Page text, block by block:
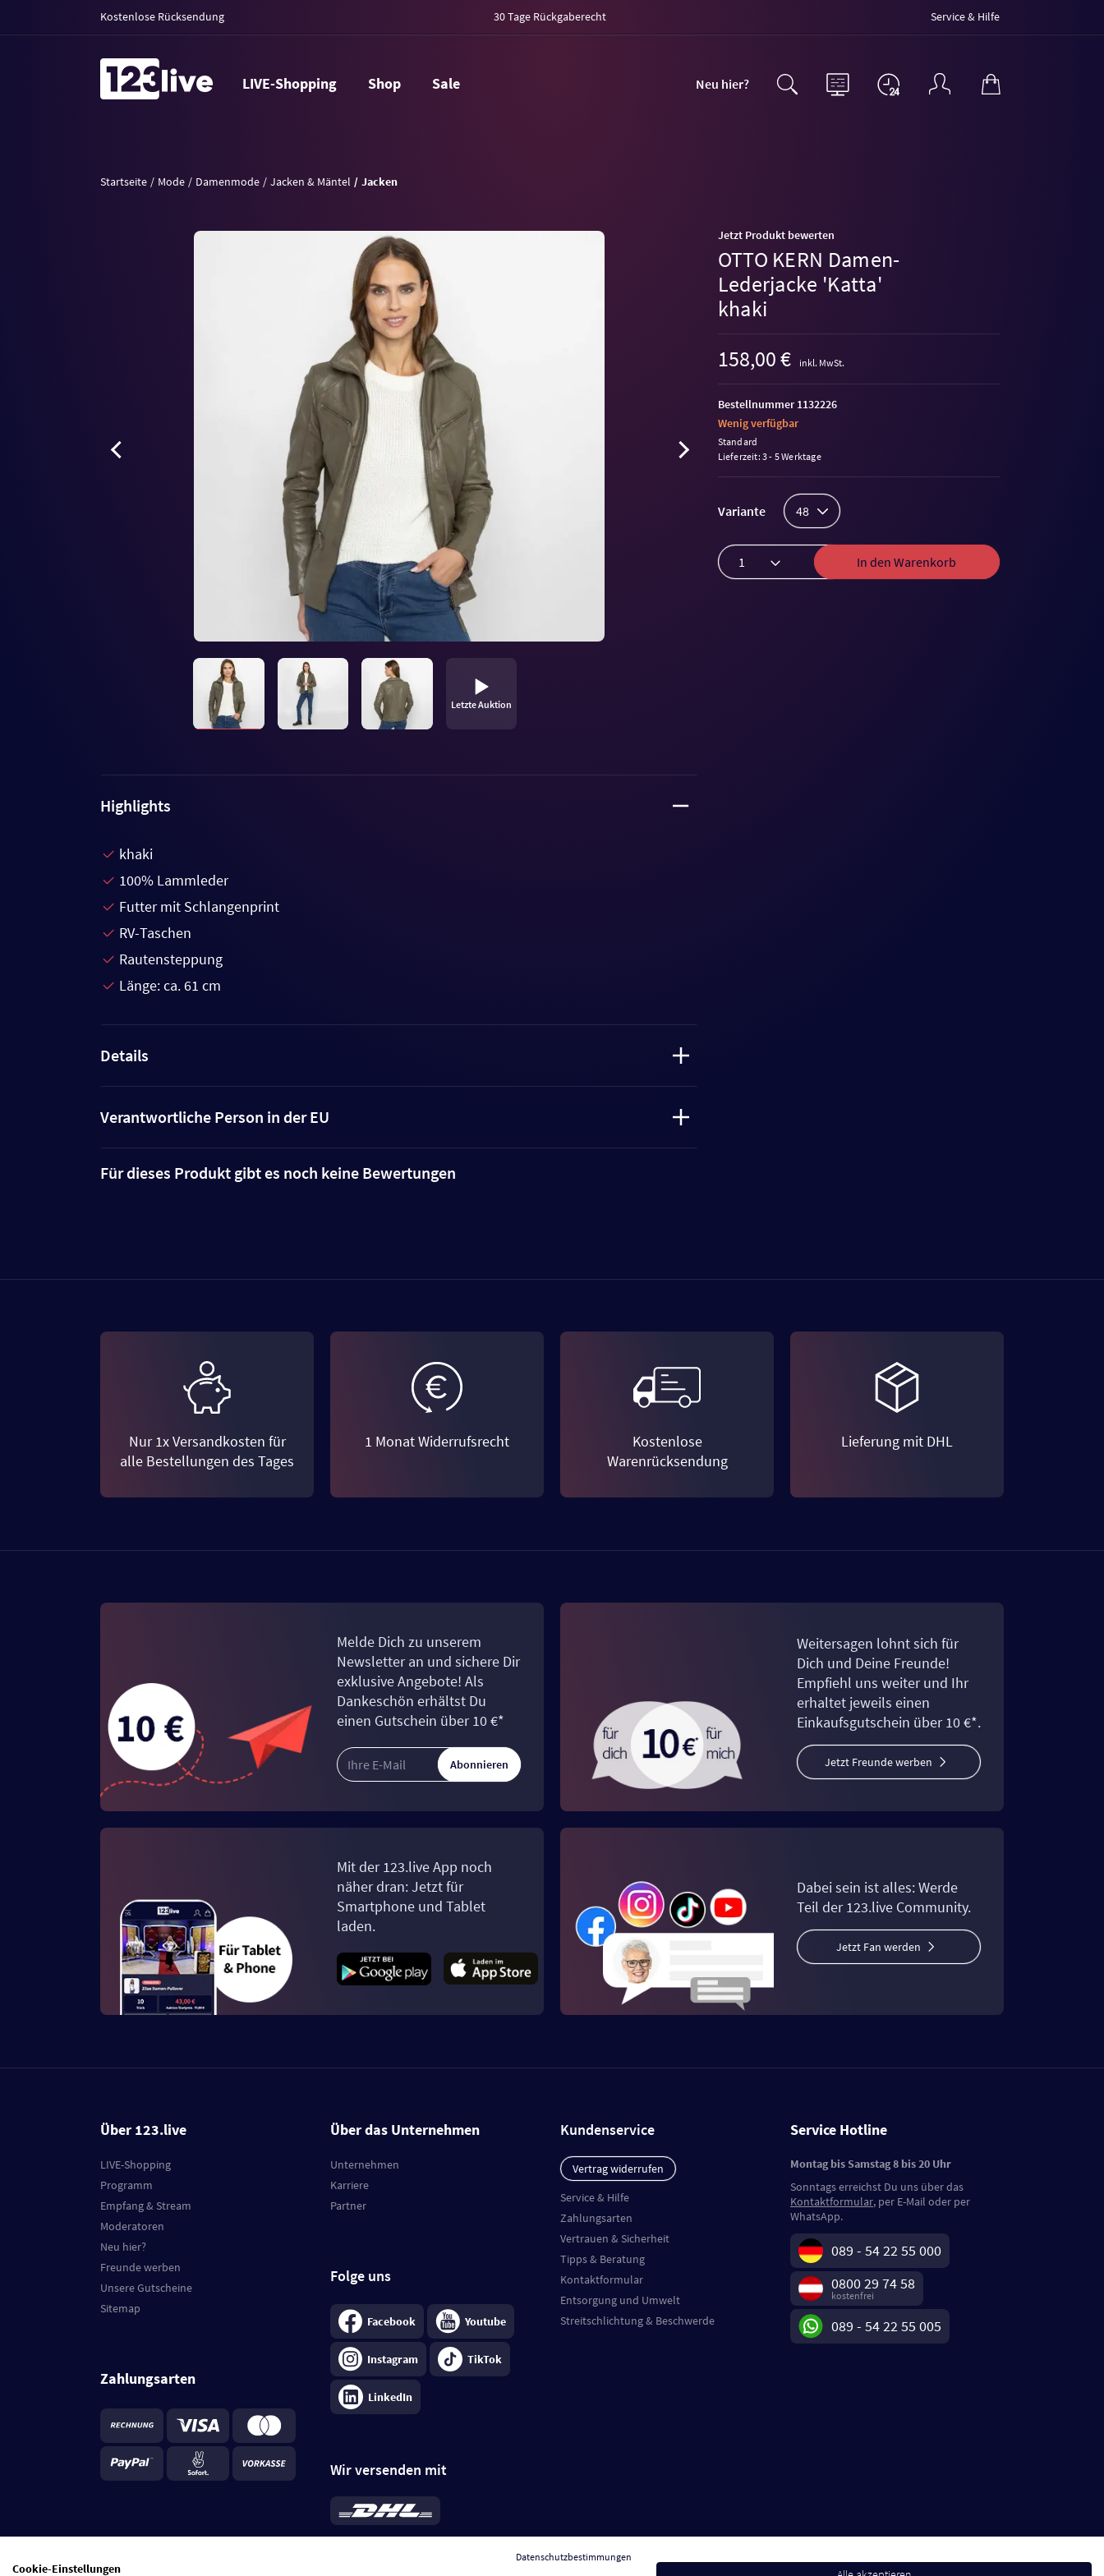
Kostenlose Rücksendung 30 Tage Rückgaberecht Service & Hilfe
LIVE-Shopping Shop Sale Neu hier?
Startseite Mode Damenmode Jacken & Mäntel Jacken
Letzte Auktion
Jetzt Produkt bewerten
OTTO KERN Damen-
Lederjacke 'Katta'
khaki
158,00 €
inkl. MwSt.
Variante 48
In den Warenkorb
Bestellnummer 1132226
Wenig verfügbar
Standard
Lieferzeit: 3 - 5 Werktage
Highlights
khaki
100% Lammleder
Futter mit Schlangenprint
RV-Taschen
Rautensteppung
Länge: ca. 61 cm
Details
Verantwortliche Person in der EU
Für dieses Produkt gibt es noch keine Bewertungen
Nur 1x Versandkosten für
alle Bestellungen des Tages
1 Monat Widerrufsrecht
Kostenlose
Warenrücksendung
Lieferung mit DHL
Melde Dich zu unserem
Newsletter an und sichere Dir
exklusive Angebote! Als
Dankeschön erhältst Du
einen Gutschein über 10 €*
Abonnieren
Weitersagen lohnt sich für
Dich und Deine Freunde!
Empfiehl uns weiter und Ihr
erhaltet jeweils einen
Einkaufsgutschein über 10 €*.
Jetzt Freunde werben
Mit der 123.live App noch
näher dran: Jetzt für
Smartphone und Tablet
laden.
Dabei sein ist alles: Werde
Teil der 123.live Community.
Jetzt Fan werden
Über 123.live
LIVE-Shopping
Programm
Empfang & Stream
Moderatoren
Neu hier?
Freunde werben
Unsere Gutscheine
Sitemap
Zahlungsarten
Über das Unternehmen
Unternehmen
Karriere
Partner
Folge uns
Facebook Youtube
Instagram TikTok
LinkedIn
Wir versenden mit
*Standard 6,95 €; bei Kühlware zzgl. 0,99 €
je Bestellung, insgesamt 7,94 €. Lieferzeit3-
Kundenservice
Vertrag widerrufen
Service & Hilfe
Zahlungsarten
Vertrauen & Sicherheit
Tipps & Beratung
Kontaktformular
Entsorgung und Umwelt
Streitschlichtung & Beschwerde
Service Hotline
Montag bis Samstag 8 bis 20 Uhr
Sonntags erreichst Du uns über das
Kontaktformular, per E-Mail oder per
WhatsApp.
089 - 54 22 55 000
0800 29 74 58
kostenfrei
089 - 54 22 55 005
Datenschutzbestimmungen
Cookie-Einstellungen